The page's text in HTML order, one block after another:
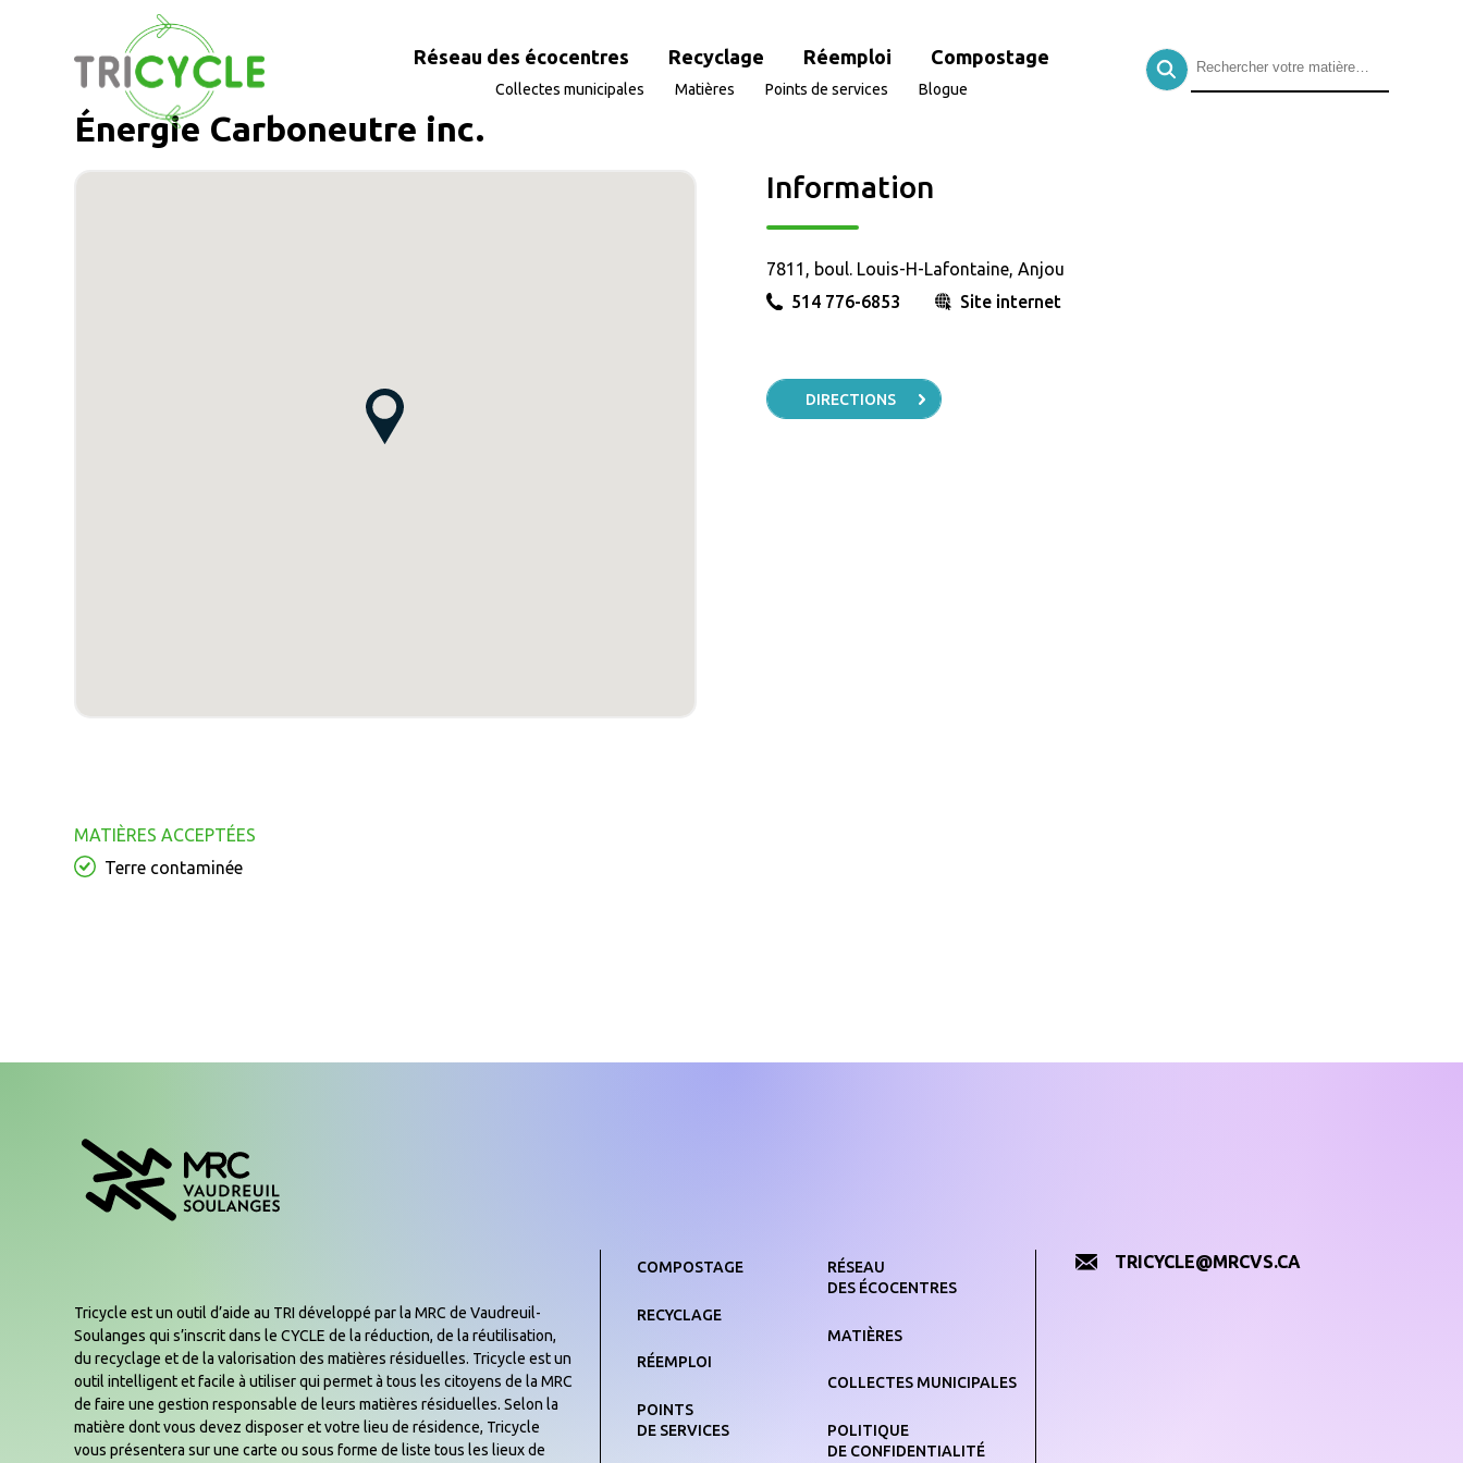
Réseau des écocentres Recyclage Réemploi Compostage
Collectes municipales Matières Points de services Blogue
Énergie Carboneutre inc.
Information
7811, boul. Louis-H-Lafontaine, Anjou
514 776-6853
Site internet
DIRECTIONS
MATIÈRES ACCEPTÉES
Terre contaminée
Tricycle est un outil d’aide au TRI développé par la MRC de Vaudreuil-
Soulanges qui s’inscrit dans le CYCLE de la réduction, de la réutilisation,
du recyclage et de la valorisation des matières résiduelles. Tricycle est un
outil intelligent et facile à utiliser qui permet à tous les citoyens de la MRC
de faire une gestion responsable de leurs matières résiduelles. Selon la
matière dont vous devez disposer et votre lieu de résidence, Tricycle
vous présentera sur une carte ou sous forme de liste tous les lieux de
COMPOSTAGE
RECYCLAGE
RÉEMPLOI
POINTS
DE SERVICES
RÉSEAU
DES ÉCOCENTRES
MATIÈRES
COLLECTES MUNICIPALES
POLITIQUE
DE CONFIDENTIALITÉ
TRICYCLE@MRCVS.CA